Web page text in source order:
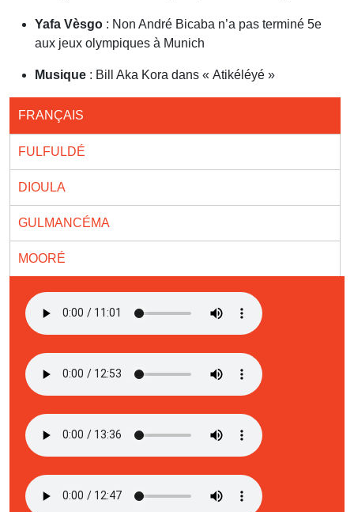
Yafa Vèsgo : Non André Bicaba n’a pas terminé 5e
aux jeux olympiques à Munich
Musique : Bill Aka Kora dans « Atikéléyé »
FRANÇAIS
FULFULDÉ
DIOULA
GULMANCÉMA
MOORÉ